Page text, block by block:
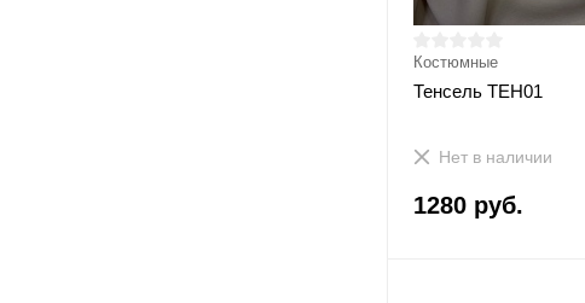
Костюмные
Тенсель ТЕН01
Нет в наличии
1280 руб.